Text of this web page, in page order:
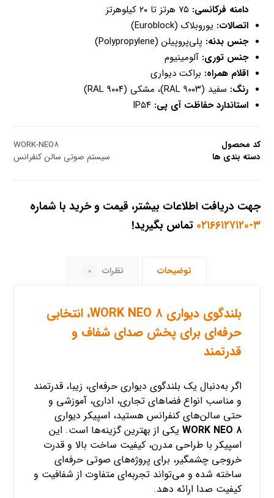
دامنه فرکانسی: ۷۵ هرتز تا ۲۰ کیلوهرتز
اتصالات: یوروبلاک (Euroblock)
جنس بدنه: پلی‌پروپیلن (Polypropylene)
جنس توری: آلومینیوم
اقلام همراه: براکت دیواری
رنگ: سفید (RAL ۹۰۰۳)، مشکی (RAL ۹۰۰۴)
استاندارد حفاظت آی پی: IP۵۴
کد محصول
WORK-NEO۸
دسته بندی ها
سیستم صوتی سالن کنفرانس
جهت دریافت اطلاعات بیشتر، قیمت و خرید با شماره
۳-۰۲۱۶۶۱۲۷۱۲۰
تماس بگیرید!
توضیحات نظرات ۰
بلندگوی دیواری WORK NEO ۸، انتخابی
حرفه‌ای برای پخش صدای شفاف و
قدرتمند
اگر به‌دنبال یک بلندگوی دیواری حرفه‌ای، زیبا، قدرتمند
و مناسب انواع فضاهای تجاری، اداری، آموزشی و
حتی سالن‌های کنفرانس هستید،اسپیکر دیواری
WORK NEO ۸ یکی از بهترین گزینه‌ها است. این
اسپیکر با طراحی مدرن، کیفیت ساخت بالا و قدرت
خروجی چشمگیر، برای پروژه‌های صوتی حرفه‌ای
ساخته شده و می‌تواند تجربه‌ای متفاوت از شفافیت و
کیفیت صدا ارائه دهد.